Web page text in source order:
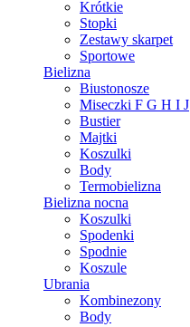
Krótkie
Stopki
Zestawy skarpet
Sportowe
Bielizna
Biustonosze
Miseczki F G H I J
Bustier
Majtki
Koszulki
Body
Termobielizna
Bielizna nocna
Koszulki
Spodenki
Spodnie
Koszule
Ubrania
Kombinezony
Body